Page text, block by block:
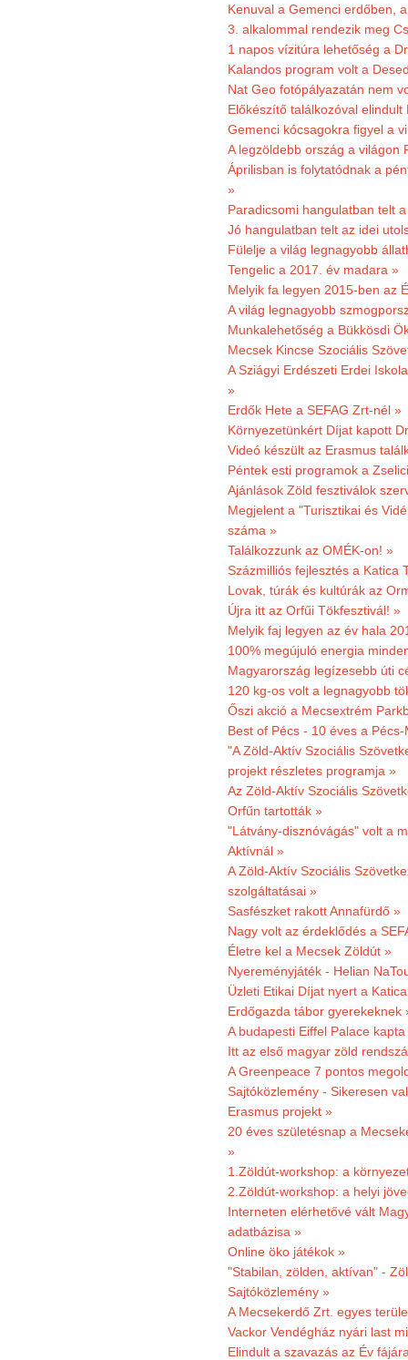
Kenuval a Gemenci erdőben,
3. alkalommal rendezik meg
1 napos vízitúra lehetőség a
Kalandos program volt a
Nat Geo fotópályazatán nem
Előkészítő találkozóval
Gemenci kócsagokra figyel a
A legzöldebb ország a világon
Áprilisban is folytatódnak a
»
Paradicsomi hangulatban telt
Jó hangulatban telt az idei
Fülelje a világ legnagyobb
Tengelic a 2017. év madara »
Melyik fa legyen 2015-ben az
A világ legnagyobb
Munkalehetőség a Bükkösdi
Mecsek Kincse Szociális
A Sziágyi Erdészeti Erdei
»
Erdők Hete a SEFAG Zrt-nél »
Környezetünkért Díjat kapott
Videó készült az Erasmus
Péntek esti programok a
Ajánlások Zöld fesztiválok
Megjelent a "Turisztikai és
száma »
Találkozzunk az OMÉK-on! »
Százmilliós fejlesztés a Katica
Lovak, túrák és kultúrák az
Újra itt az Orfűi Tökfesztivál! »
Melyik faj legyen az év hala
100% megújuló energia
Magyarország legízesebb úti
120 kg-os volt a legnagyobb
Őszi akció a Mecsextrém
Best of Pécs - 10 éves a
"A Zöld-Aktív Szociális
projekt részletes programja »
Az Zöld-Aktív Szociális
Orfűn tartották »
"Látvány-disznóvágás" volt a
Aktívnál »
A Zöld-Aktív Szociális
szolgáltatásai »
Sasfészket rakott Annafürdő »
Nagy volt az érdeklődés a
Életre kel a Mecsek Zöldút »
Nyereményjáték - Helian
Üzleti Etikai Díjat nyert a
Erdőgazda tábor gyerekeknek
A budapesti Eiffel Palace
Itt az első magyar zöld
A Greenpeace 7 pontos
Sajtóközlemény - Sikeresen
Erasmus projekt »
20 éves születésnap a
»
1.Zöldút-workshop: a
2.Zöldút-workshop: a helyi
Interneten elérhetővé vált
adatbázisa »
Online öko játékok »
"Stabilan, zölden, aktívan" -
Sajtóközlemény »
A Mecsekerdő Zrt. egyes
Vackor Vendégház nyári last
Elindult a szavazás az Év